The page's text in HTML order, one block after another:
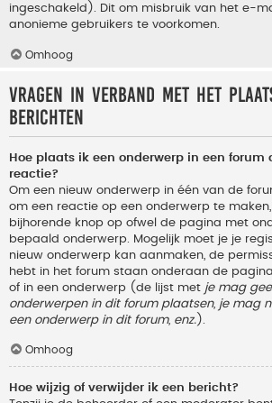
ingeschakeld). Dit om misbruik van het e-
anonieme gebruikers te voorkomen.
Omhoog
Vragen in verband met het
berichten
Hoe plaats ik een onderwerp in een forum
reactie?
Om een nieuw onderwerp in één van de
om een reactie op een onderwerp te
bijhorende knop op ofwel de pagina met
bepaald onderwerp. Mogelijk moet je je
nieuw onderwerp kan aanmaken, de
hebt in het forum staan onderaan de
of in een onderwerp (de lijst met je mag
onderwerpen in dit forum plaatsen, je mag
een onderwerp in dit forum, enz. ).
Omhoog
Hoe wijzig of verwijder ik een bericht?